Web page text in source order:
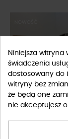
Niniejsza witryna
świadczenia
dostosowany do
witryny bez
że będą one
nie akceptujesz